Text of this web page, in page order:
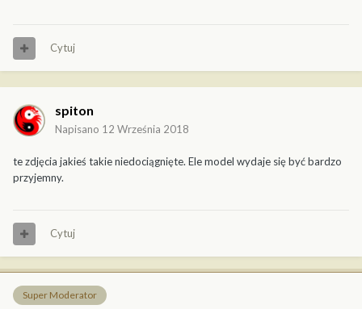
Cytuj
spiton
Napisano 12 Września 2018
te zdjęcia jakieś takie niedociągnięte. Ele model wydaje się być bardzo
przyjemny.
Cytuj
Super Moderator